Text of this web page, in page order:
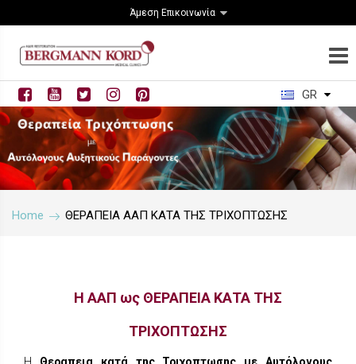
Άμεση Επικοινωνία
GR
Home ΘΕΡΑΠΕΙΑ ΑΑΠ ΚΑΤΑ ΤΗΣ ΤΡΙΧΟΠΤΩΣΗΣ
Η ΑΑΠ ως ΘΕΡΑΠΕΙΑ ΚΑΤΑ ΤΗΣ
ΤΡΙΧΟΠΤΩΣΗΣ